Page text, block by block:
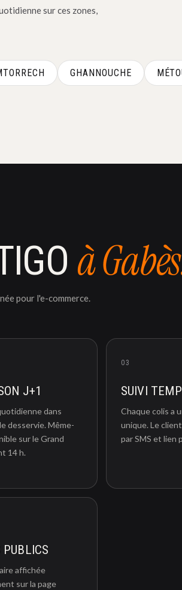
sur ces zones,
GHANNOUCHE
à
pour l'e-commerce.
J+1
dans
desservie. Même-
sur le Grand
14 h.
03
SUIVI
Chaque colis a
unique. Le
par SMS et lien
affichée
sur la page